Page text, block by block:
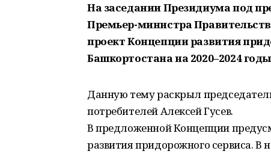
На заседании Президиума под
Премьер-министра
проект Концепции развития
Башкортостана на 2020–2024
Данную тему раскрыл
потребителей Алексей Гусев.
В предложенной Концепции
развития придорожного сервиса. В